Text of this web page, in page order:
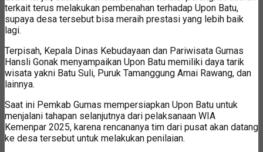
terkait terus melakukan pembenahan terhadap Upon Batu,
supaya desa tersebut bisa meraih prestasi yang lebih baik
lagi.
Terpisah, Kepala Dinas Kebudayaan dan Pariwisata Gumas
Hansli Gonak menyampaikan Upon Batu memiliki daya tarik
wisata yakni Batu Suli, Puruk Tamanggung Amai Rawang, dan
lainnya.
Saat ini Pemkab Gumas mempersiapkan Upon Batu untuk
menjalani tahapan selanjutnya dari pelaksanaan WIA
Kemenpar 2025, karena rencananya tim dari pusat akan datang
ke desa tersebut untuk melakukan penilaian.